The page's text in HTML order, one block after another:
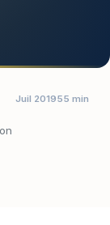
Juil 201955 min